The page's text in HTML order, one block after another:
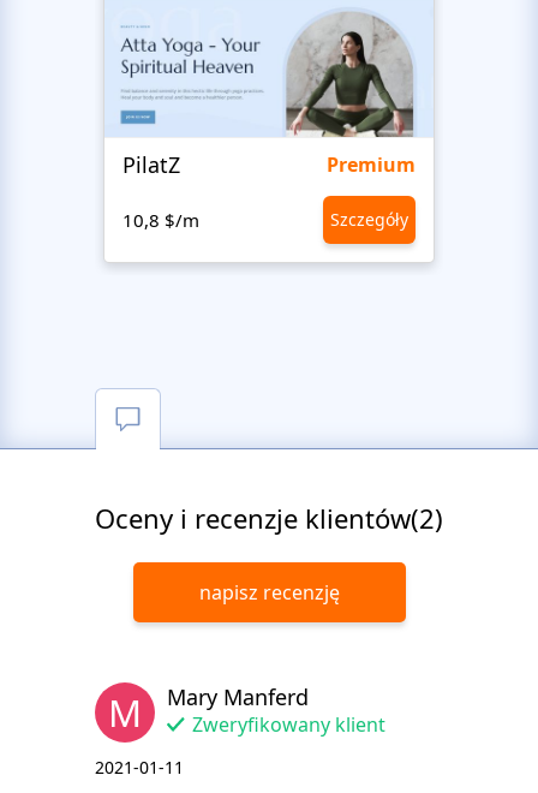
PilatZ Premium
10,8 $/m Szczegóły
Oceny i recenzje klientów(2)
napisz recenzję
M Mary Manferd
Zweryfikowany klient
2021-01-11